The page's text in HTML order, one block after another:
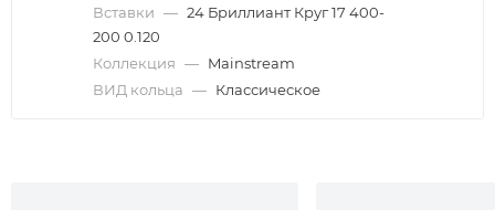
Вставки — 24 Бриллиант Круг 17 400-
200 0.120
Коллекция — Mainstream
ВИД кольца — Классическое